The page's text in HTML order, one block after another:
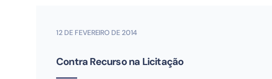
12 DE FEVEREIRO DE 2014
Contra Recurso na Licitação